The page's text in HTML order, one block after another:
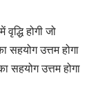
होगी जो
उत्तम होगा
सहयोग उत्तम होगा